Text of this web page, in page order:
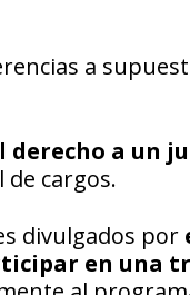
a
a un
cargos.
divulgados por
en una